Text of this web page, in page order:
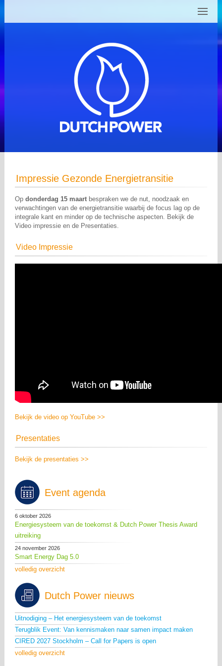
Impressie Gezonde Energietransitie
Opdonderdag 15 maart bespraken we de nut, noodzaak en
verwachtingen van de energietransitie waarbij de focus lag op de
integrale kant en minder op de technische aspecten. Bekijk de
Video impressie en de Presentaties.
Video Impressie
Bekijk de video op YouTube >>
Presentaties
Bekijk de presentaties >>
Event agenda
6 oktober 2026
Energiesysteem van de toekomst & Dutch Power Thesis Award
uitreiking
24 november 2026
Smart Energy Dag 5.0
volledig overzicht
Dutch Power nieuws
Uitnodiging – Het energiesysteem van de toekomst
Terugblik Event: Van kennismaken naar samen impact maken
CIRED 2027 Stockholm – Call for Papers is open
volledig overzicht